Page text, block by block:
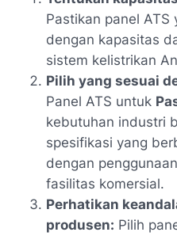
Pastikan panel ATS
dengan kapasitas
sistem kelistrikan
Pilih yang sesuai
Panel ATS untuk
kebutuhan industri
spesifikasi yang
dengan
fasilitas komersial.
Perhatikan
produsen: Pilih